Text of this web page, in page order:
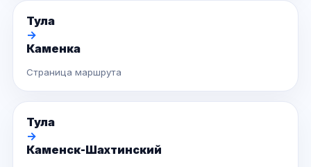
Тула
→
Каменка
Страница маршрута
Тула
→
Каменск-Шахтинский